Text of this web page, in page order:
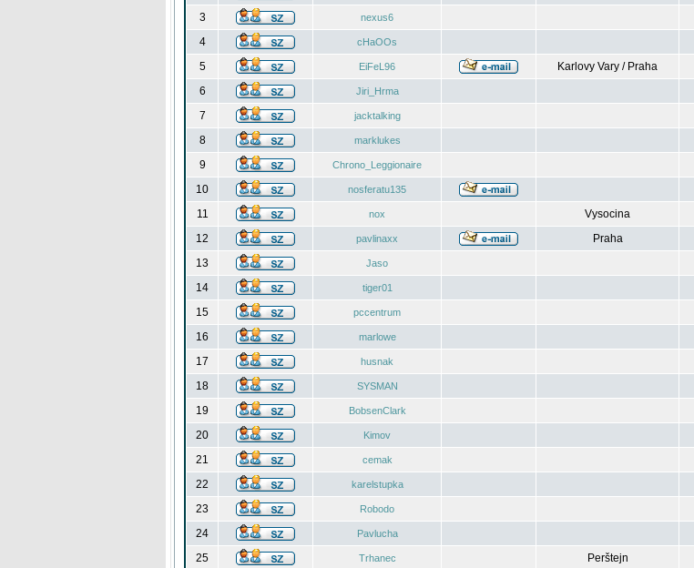
3
nexus6
4
cHaOOs
5
EiFeL96 Karlovy Vary / Praha
6
Jiri_Hrma
7
jacktalking
8
marklukes
9
Chrono_Leggionaire
10
nosferatu135
11
nox Vysocina
12
pavlinaxx Praha
13
Jaso
14
tiger01
15
pccentrum
16
marlowe
17
husnak
18
SYSMAN
19
BobsenClark
20
Kimov
21
cemak
22
karelstupka
23
Robodo
24
Pavlucha
25
Trhanec Perštejn